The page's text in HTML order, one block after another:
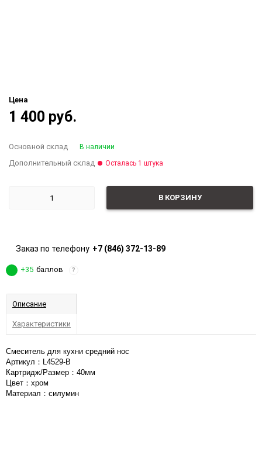
Цена
1 400 руб.
В КОРЗИНУ
Основной склад В наличии
Дополнительный склад Осталась 1 штука
Заказ по телефону +7 (846) 372-13-89
+35 баллов ?
Описание
Характеристики
Смеситель для кухни средний нос
Артикул：L4529-B
Картридж/Размер：40мм
Цвет：хром
Материал：cилумин